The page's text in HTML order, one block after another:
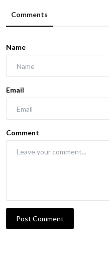
Comments
Name
Email
Comment
Post Comment